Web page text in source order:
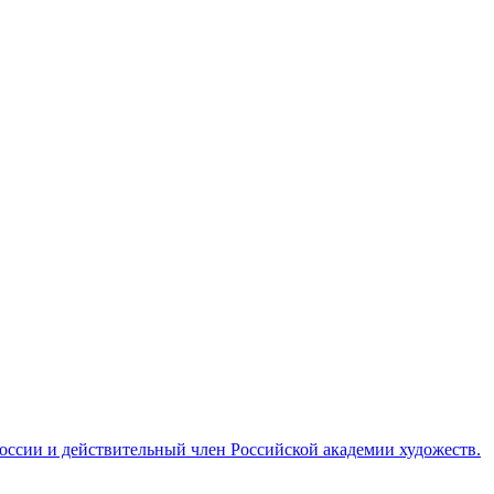
и действительный член Российской академии художеств.